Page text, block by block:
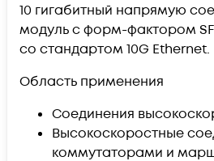
10 гигабитный напрямую
модуль с форм-фактором
со стандартом 10G Ethernet.
Область применения
Соединения
Высокоскоростные
коммутаторами и